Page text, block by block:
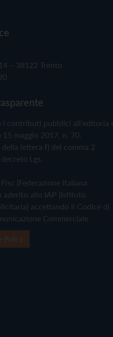
– 38122 Trento
i contributi pubblici all'editoria
maggio 2017, n. 70.
della lettera f) del comma 2
Lgs.
(Federazione Italiana
aderito allo IAP (Istituto
accettando il Codice di
Commerciale